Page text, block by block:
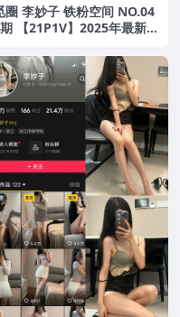
圈 李妙子 铁粉空间 NO.04
【21P1V】2025年最新